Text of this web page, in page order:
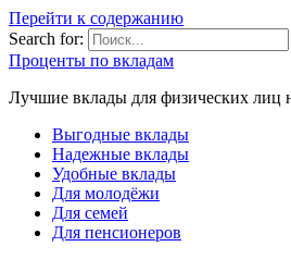
Перейти к содержанию
Search for:
Проценты по вкладам
Лучшие вклады для физических лиц
Выгодные вклады
Надежные вклады
Удобные вклады
Для молодёжи
Для семей
Для пенсионеров